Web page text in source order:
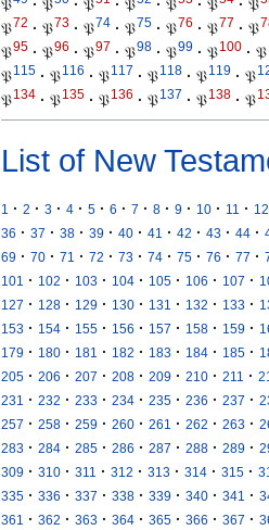
𝔓 · 𝔓 · 𝔓 · 𝔓 · 𝔓 · 𝔓 · 𝔓
𝔓72 · 𝔓73 · 𝔓74 · 𝔓75 · 𝔓76 · 𝔓77 · 𝔓
𝔓95 · 𝔓96 · 𝔓97 · 𝔓98 · 𝔓99 · 𝔓100 · 𝔓
𝔓115 · 𝔓116 · 𝔓117 · 𝔓118 · 𝔓119 · 𝔓
𝔓134 · 𝔓135 · 𝔓136 · 𝔓137 · 𝔓138 · 𝔓
List of New
1 · 2 · 3 · 4 · 5 · 6 · 7 · 8 · 9 · 10 · 11 · 12
36 · 37 · 38 · 39 · 40 · 41 · 42 · 43 · 44 ·
69 · 70 · 71 · 72 · 73 · 74 · 75 · 76 · 77 ·
101
· 102 · 103 · 104 · 105 · 106 · 107 ·
127 · 128 · 129 · 130 · 131 · 132 · 133 ·
153 · 154 · 155 · 156 · 157 · 158 · 159 ·
179 · 180 · 181 · 182 · 183 · 184 · 185 ·
205 · 206 · 207 · 208 · 209 · 210 · 211 ·
231
· 232 · 233 · 234 · 235 · 236 · 237 ·
257 · 258 · 259 · 260 · 261 · 262 · 263 ·
283 · 284 · 285 · 286 · 287 · 288 · 289 ·
309 · 310 · 311 · 312 · 313 · 314 · 315 ·
335 · 336 · 337 · 338 · 339 · 340 · 341 ·
361
· 362 · 363 · 364 · 365 · 366 · 367 ·